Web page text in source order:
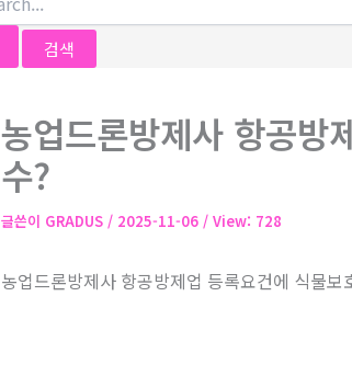
농업드론방제사 항공방
수?
글쓴이 GRADUS / 2025-11-06 / View: 728
농업드론방제사 항공방제업 등록요건에 식물보